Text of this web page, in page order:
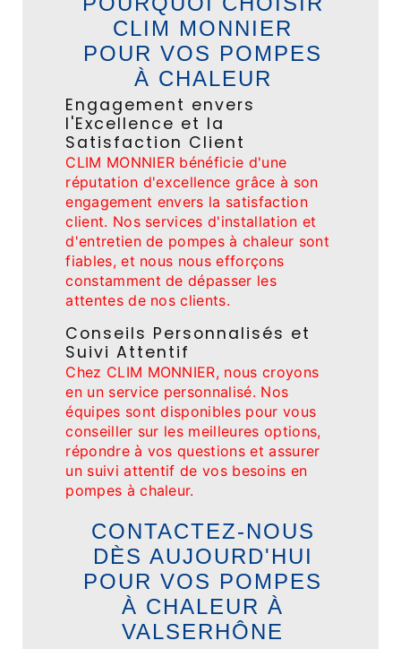
CLIM MONNIER
POUR VOS POMPES
À CHALEUR
Engagement envers
l'Excellence et la
Satisfaction Client
CLIM MONNIER bénéficie d'une
réputation d'excellence grâce à son
engagement envers la satisfaction
client. Nos services d'installation et
d'entretien de pompes à chaleur sont
fiables, et nous nous efforçons
constamment de dépasser les
attentes de nos clients.
Conseils Personnalisés et
Suivi Attentif
Chez CLIM MONNIER, nous croyons
en un service personnalisé. Nos
équipes sont disponibles pour vous
conseiller sur les meilleures options,
répondre à vos questions et assurer
un suivi attentif de vos besoins en
pompes à chaleur.
CONTACTEZ-NOUS
DÈS AUJOURD'HUI
POUR VOS POMPES
À CHALEUR À
VALSERHÔNE